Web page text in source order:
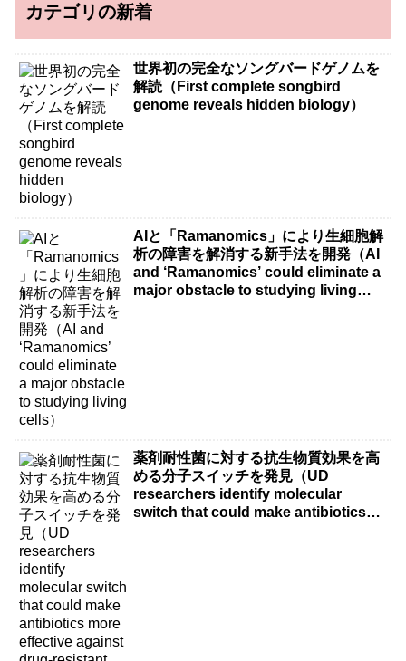
カテゴリの新着
世界初の完全なソングバードゲノムを
解読（First complete songbird
genome reveals hidden biology）
AIと「Ramanomics」により生細胞解
析の障害を解消する新手法を開発（AI
and ‘Ramanomics’ could eliminate a
major obstacle to studying living
薬剤耐性菌に対する抗生物質効果を高
める分子スイッチを発見（UD
researchers identify molecular
switch that could make antibiotics